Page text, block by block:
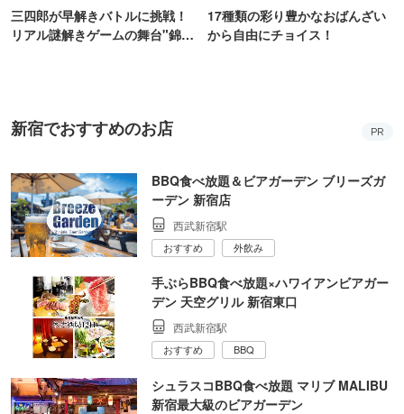
三四郎が早解きバトルに挑戦！
リアル謎解きゲームの舞台"錦糸
17種類の彩り豊かなおばんざい
から自由にチョイス！
新宿でおすすめのお店 PR
BBQ食べ放題＆ビアガーデン ブリーズガ
ーデン 新宿店
西武新宿駅
おすすめ 外飲み
手ぶらBBQ食べ放題×ハワイアンビアガー
デン 天空グリル 新宿東口
西武新宿駅
おすすめ BBQ
シュラスコBBQ食べ放題 マリブ MALIBU
新宿最大級のビアガーデン